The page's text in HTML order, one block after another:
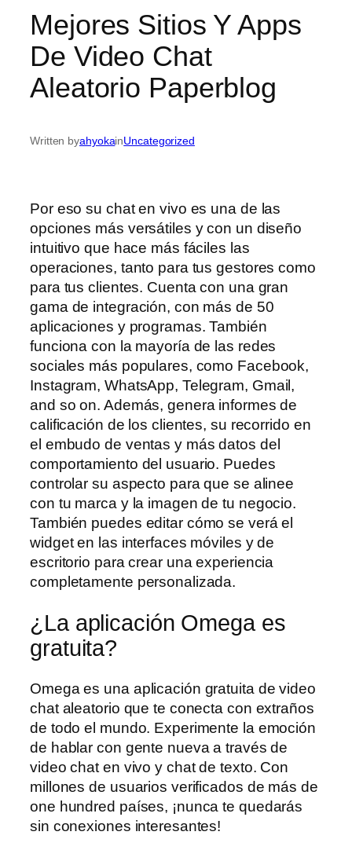
Mejores Sitios Y Apps
De Video Chat
Aleatorio Paperblog
Written byahyokainUncategorized
Por eso su chat en vivo es una de las
opciones más versátiles y con un diseño
intuitivo que hace más fáciles las
operaciones, tanto para tus gestores como
para tus clientes. Cuenta con una gran
gama de integración, con más de 50
aplicaciones y programas. También
funciona con la mayoría de las redes
sociales más populares, como Facebook,
Instagram, WhatsApp, Telegram, Gmail,
and so on. Además, genera informes de
calificación de los clientes, su recorrido en
el embudo de ventas y más datos del
comportamiento del usuario. Puedes
controlar su aspecto para que se alinee
con tu marca y la imagen de tu negocio.
También puedes editar cómo se verá el
widget en las interfaces móviles y de
escritorio para crear una experiencia
completamente personalizada.
¿La aplicación Omega es
gratuita?
Omega es una aplicación gratuita de video
chat aleatorio que te conecta con extraños
de todo el mundo. Experimente la emoción
de hablar con gente nueva a través de
video chat en vivo y chat de texto. Con
millones de usuarios verificados de más de
one hundred países, ¡nunca te quedarás
sin conexiones interesantes!